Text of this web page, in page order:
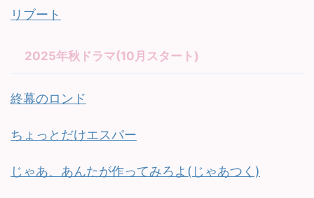
リブート
2025年秋ドラマ(10月スタート)
終幕のロンド
ちょっとだけエスパー
じゃあ、あんたが作ってみろよ(じゃあつく)